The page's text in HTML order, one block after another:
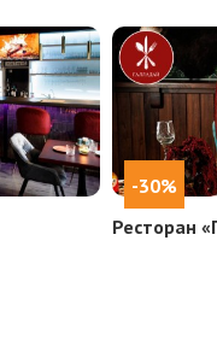
-30%
Ресторан